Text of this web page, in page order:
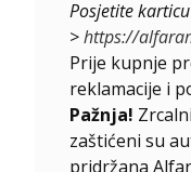
Posjetite
>https://
Prije kupnje
reklamacije i
Pažnja!
zaštićeni su
pridržana